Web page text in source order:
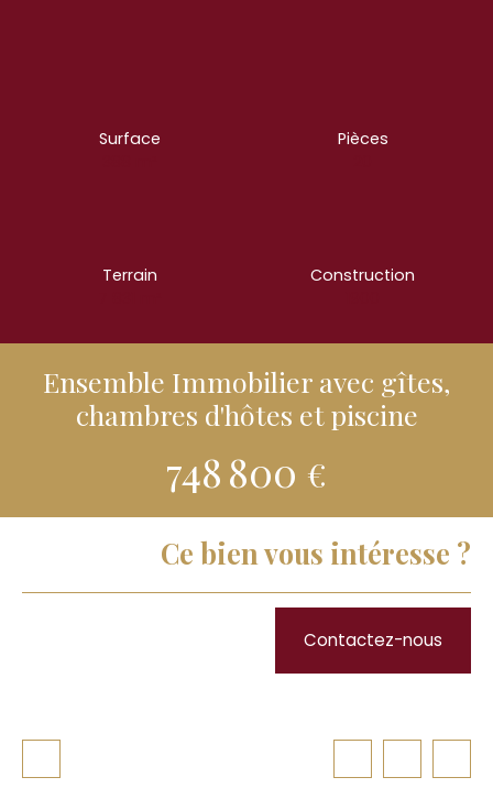
Surface
Pièces
Terrain
Construction
Ensemble Immobilier avec gîtes,
chambres d'hôtes et piscine
748 800 €
Ce bien vous intéresse ?
Contactez-nous